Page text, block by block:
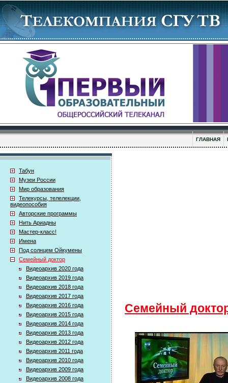
ГЛАВНАЯ
Табун
Музеи России
Мир образования
Телекурсы, телелекции,
видеопособия
Авторские программы
Нить Ариадны
Мастер-класс!
Имена
Под солнцем Ойкумены
Семейный доктор
Видеоархив 2020 года
Видеоархив 2019 года
Видеоархив 2018 года
Видеоархив 2017 года
Видеоархив 2016 года
Видеоархив 2015 года
Видеоархив 2014 года
Видеоархив 2013 года
Видеоархив 2012 года
Видеоархив 2011 года
Видеоархив 2010 года
Видеоархив 2009 года
Видеоархив 2008 года
Семейный